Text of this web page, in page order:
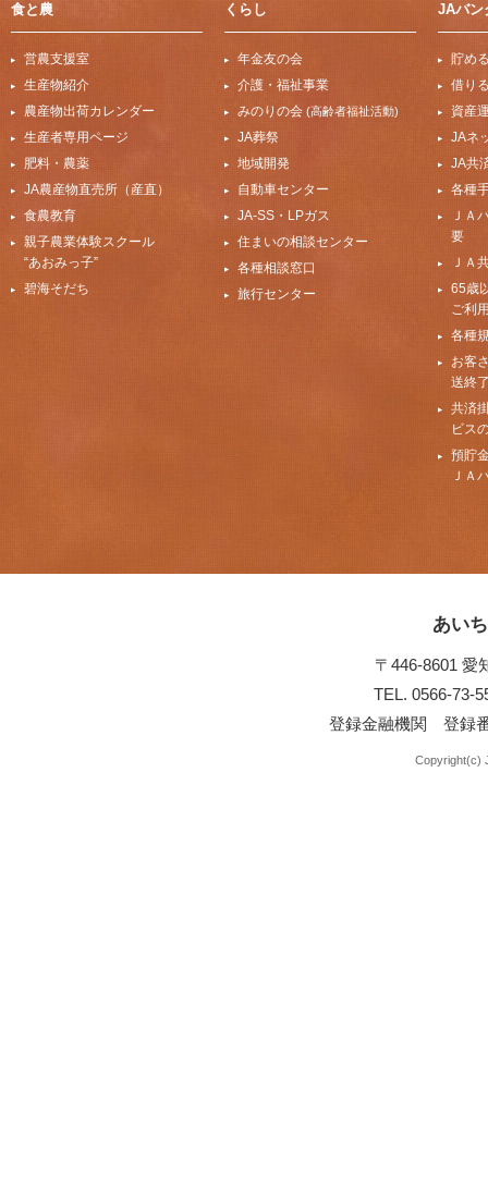
食と農
営農支援室
生産物紹介
農産物出荷カレンダー
生産者専用ページ
肥料・農薬
JA農産物直売所（産直）
食農教育
親子農業体験スクール
“あおみっ子”
碧海そだち
くらし
年金友の会
介護・福祉事業
みのりの会 (高齢者福祉活動)
JA葬祭
地域開発
自動車センター
JA-SS・LPガス
住まいの相談センター
各種相談窓口
旅行センター
JAバン
貯め
借り
資産
JAネ
JA共
各種
ＪＡ
要
ＪＡ
65歳
ご利
各種
お客
送終
共済
ビス
預貯
ＪＡ
あい
〒446-8601 愛
TEL. 0566-73-
登録金融機関 登録
Copyright(c)